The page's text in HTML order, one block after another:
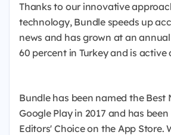
Thanks to our innovative
technology, Bundle speeds up
news and has grown at an
60 percent in Turkey and is active
Bundle has been named the Best
Google Play in 2017 and has
Editors' Choice on the App Store.